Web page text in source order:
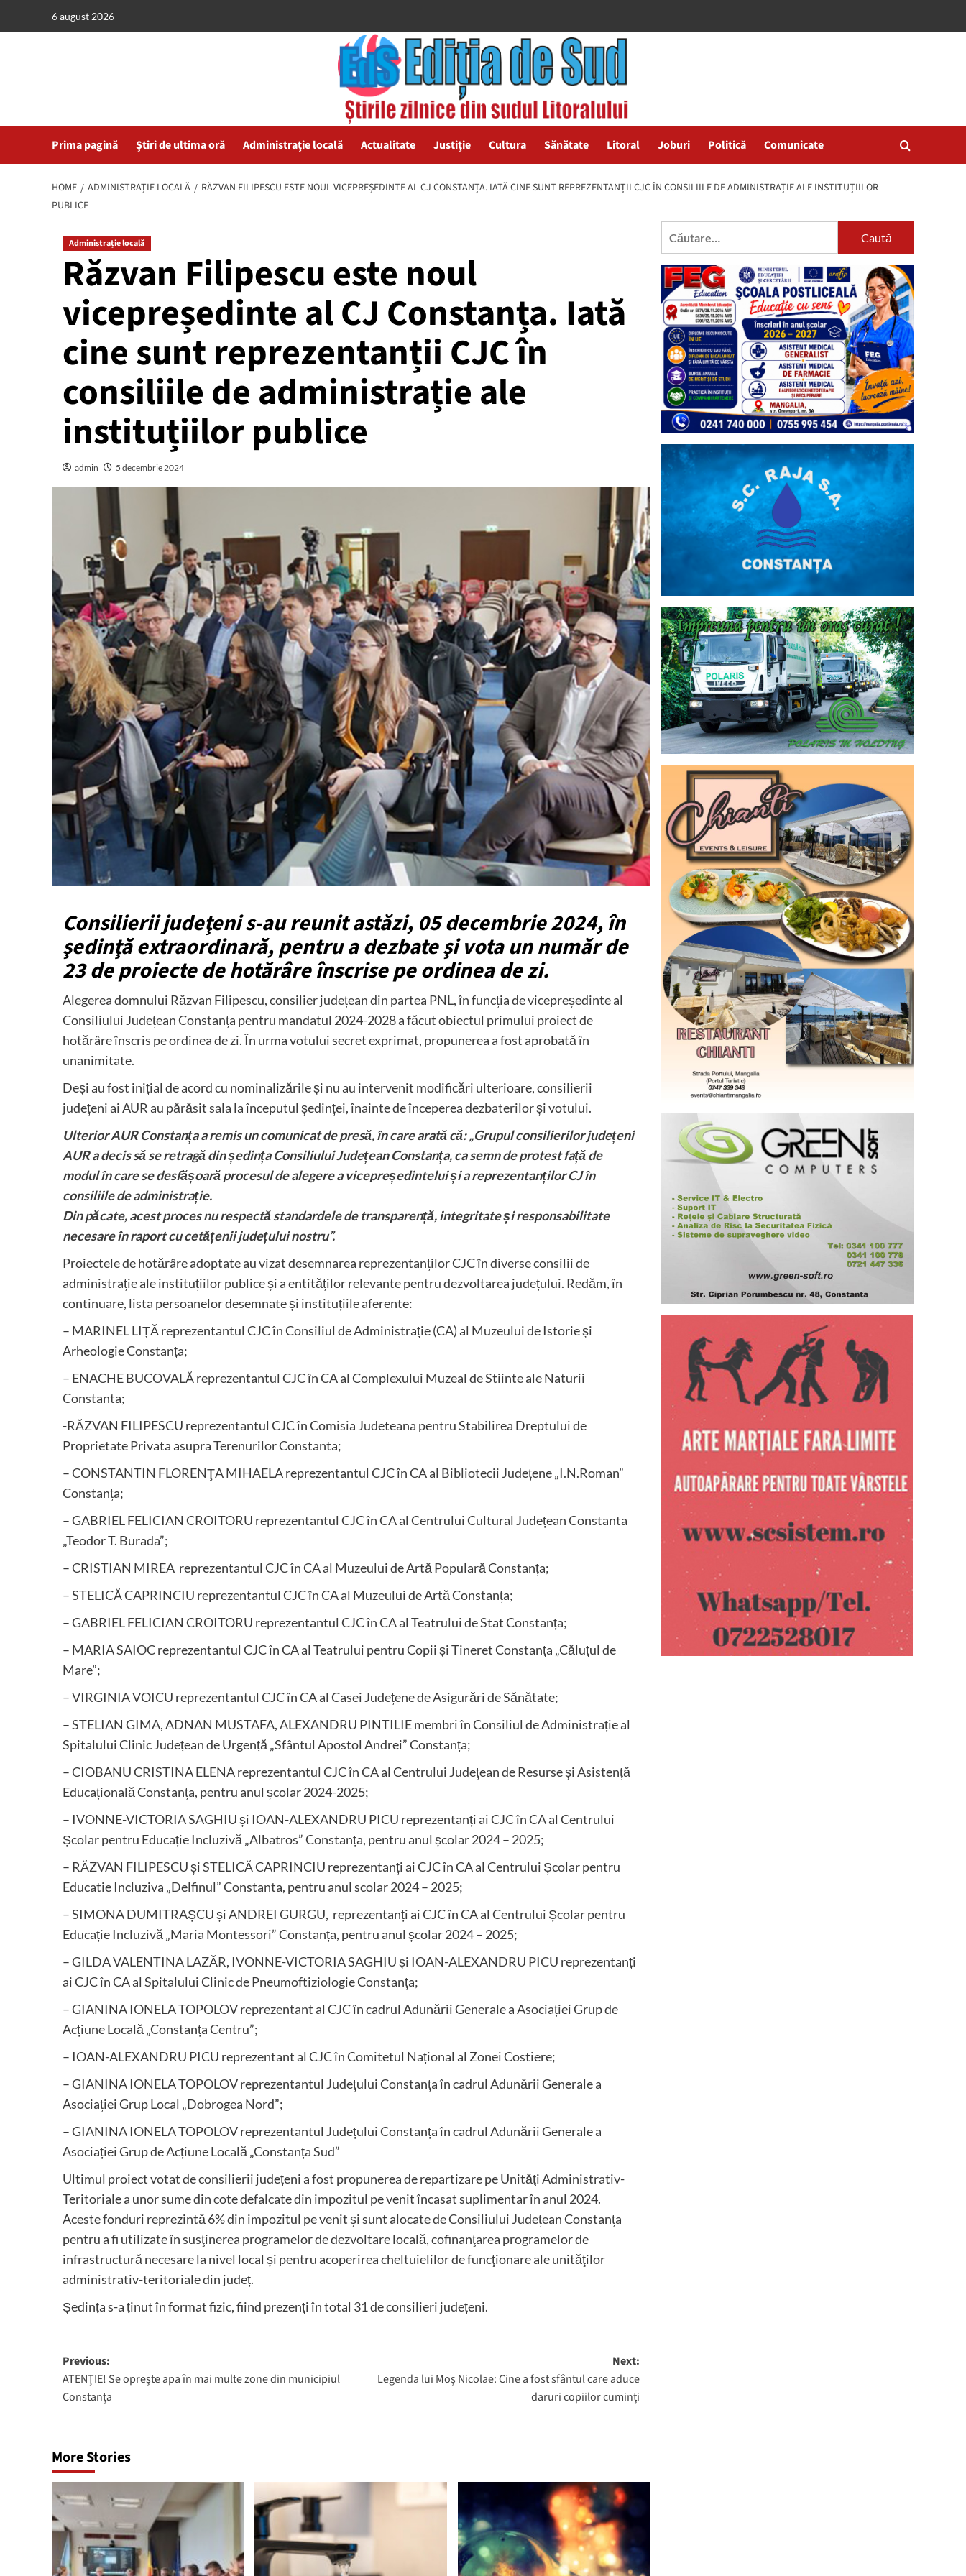
6 august 2026
Prima pagină Știri de ultima oră Administrație locală Actualitate Justiție Cultura Sănătate Litoral Joburi Politică Comunicate
HOME ADMINISTRAȚIE LOCALĂ
RĂZVAN FILIPESCU ESTE NOUL VICEPREȘEDINTE AL CJ CONSTANȚA. IATĂ CINE SUNT REPREZENTANȚII CJC ÎN CONSILIILE DE ADMINISTRAȚIE ALE INSTITUȚIILOR
PUBLICE
Administrație locală
Răzvan Filipescu este noul
vicepreședinte al CJ Constanța. Iată
cine sunt reprezentanții CJC în
consiliile de administrație ale
instituțiilor publice
admin 5 decembrie 2024
Consilierii judeţeni s-au reunit astăzi, 05 decembrie 2024, în
şedinţă extraordinară, pentru a dezbate şi vota un număr de
23 de proiecte de hotărâre înscrise pe ordinea de zi.
Alegerea domnului Răzvan Filipescu, consilier județean din partea PNL, în funcția de vicepreședinte al
Consiliului Județean Constanța pentru mandatul 2024-2028 a făcut obiectul primului proiect de
hotărâre înscris pe ordinea de zi. În urma votului secret exprimat, propunerea a fost aprobată în
unanimitate.
Deși au fost inițial de acord cu nominalizările și nu au intervenit modificări ulterioare, consilierii
județeni ai AUR au părăsit sala la începutul ședinței, înainte de începerea dezbaterilor și votului.
Ulterior AUR Constanța a remis un comunicat de presă, în care arată că: „Grupul consilierilor județeni
AUR a decis să se retragă din ședința Consiliului Județean Constanța, ca semn de protest față de
modul în care se desfășoară procesul de alegere a vicepreședintelui și a reprezentanților CJ în
consiliile de administrație.
Din păcate, acest proces nu respectă standardele de transparență, integritate și responsabilitate
necesare în raport cu cetățenii județului nostru”.
Proiectele de hotărâre adoptate au vizat desemnarea reprezentanților CJC în diverse consilii de
administrație ale instituțiilor publice și a entităților relevante pentru dezvoltarea județului. Redăm, în
continuare, lista persoanelor desemnate și instituțiile aferente:
– MARINEL LIȚĂ reprezentantul CJC în Consiliul de Administrație (CA) al Muzeului de Istorie și
Arheologie Constanța;
– ENACHE BUCOVALĂ reprezentantul CJC în CA al Complexului Muzeal de Stiinte ale Naturii
Constanta;
-RĂZVAN FILIPESCU reprezentantul CJC în Comisia Judeteana pentru Stabilirea Dreptului de
Proprietate Privata asupra Terenurilor Constanta;
– CONSTANTIN FLORENŢA MIHAELA reprezentantul CJC în CA al Bibliotecii Județene „I.N.Roman”
Constanța;
– GABRIEL FELICIAN CROITORU reprezentantul CJC în CA al Centrului Cultural Județean Constanta
„Teodor T. Burada”;
– CRISTIAN MIREA reprezentantul CJC în CA al Muzeului de Artă Populară Constanța;
– STELICĂ CAPRINCIU reprezentantul CJC în CA al Muzeului de Artă Constanța;
– GABRIEL FELICIAN CROITORU reprezentantul CJC în CA al Teatrului de Stat Constanța;
– MARIA SAIOC reprezentantul CJC în CA al Teatrului pentru Copii și Tineret Constanța „Căluțul de
Mare”;
– VIRGINIA VOICU reprezentantul CJC în CA al Casei Județene de Asigurări de Sănătate;
– STELIAN GIMA, ADNAN MUSTAFA, ALEXANDRU PINTILIE membri în Consiliul de Administrație al
Spitalului Clinic Județean de Urgență „Sfântul Apostol Andrei” Constanța;
– CIOBANU CRISTINA ELENA reprezentantul CJC în CA al Centrului Județean de Resurse și Asistență
Educațională Constanța, pentru anul școlar 2024-2025;
– IVONNE-VICTORIA SAGHIU și IOAN-ALEXANDRU PICU reprezentanți ai CJC în CA al Centrului
Școlar pentru Educație Incluzivă „Albatros” Constanța, pentru anul școlar 2024 – 2025;
– RĂZVAN FILIPESCU și STELICĂ CAPRINCIU reprezentanți ai CJC în CA al Centrului Școlar pentru
Educatie Incluziva „Delfinul” Constanta, pentru anul scolar 2024 – 2025;
– SIMONA DUMITRAȘCU și ANDREI GURGU, reprezentanți ai CJC în CA al Centrului Școlar pentru
Educație Incluzivă „Maria Montessori” Constanța, pentru anul școlar 2024 – 2025;
– GILDA VALENTINA LAZĂR, IVONNE-VICTORIA SAGHIU și IOAN-ALEXANDRU PICU reprezentanți
ai CJC în CA al Spitalului Clinic de Pneumoftiziologie Constanța;
– GIANINA IONELA TOPOLOV reprezentant al CJC în cadrul Adunării Generale a Asociației Grup de
Acțiune Locală „Constanța Centru”;
– IOAN-ALEXANDRU PICU reprezentant al CJC în Comitetul Național al Zonei Costiere;
– GIANINA IONELA TOPOLOV reprezentantul Județului Constanța în cadrul Adunării Generale a
Asociației Grup Local „Dobrogea Nord”;
– GIANINA IONELA TOPOLOV reprezentantul Județului Constanța în cadrul Adunării Generale a
Asociației Grup de Acțiune Locală „Constanța Sud”
Ultimul proiect votat de consilierii județeni a fost propunerea de repartizare pe Unităţi Administrativ-
Teritoriale a unor sume din cote defalcate din impozitul pe venit încasat suplimentar în anul 2024.
Aceste fonduri reprezintă 6% din impozitul pe venit și sunt alocate de Consiliului Județean Constanța
pentru a fi utilizate în susţinerea programelor de dezvoltare locală, cofinanţarea programelor de
infrastructură necesare la nivel local și pentru acoperirea cheltuielilor de funcţionare ale unităţilor
administrativ-teritoriale din județ.
Ședința s-a ținut în format fizic, fiind prezenți în total 31 de consilieri județeni.
Post
navigation
Previous:
ATENȚIE! Se oprește apa în mai multe zone din municipiul
Constanța
Next:
Legenda lui Moş Nicolae: Cine a fost sfântul care aduce
daruri copiilor cuminți
More Stories
Caută